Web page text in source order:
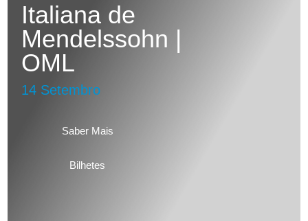
Italiana de
Mendelssohn |
OML
14 Setembro
Saber Mais
Bilhetes